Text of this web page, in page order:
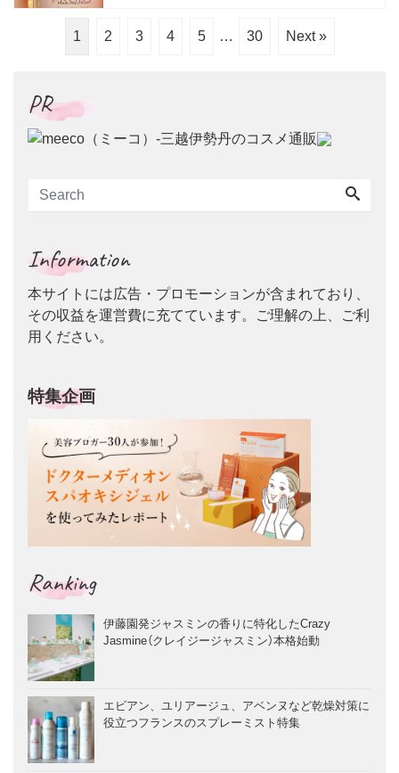
1 2 3 4 5 … 30 Next »
PR
Information
本サイトには広告・プロモーションが含まれており、
その収益を運営費に充てています。ご理解の上、ご利
用ください。
特集企画
Ranking
伊藤園発ジャスミンの香りに特化したCrazy
Jasmine（クレイジージャスミン）本格始動
エビアン、ユリアージュ、アベンヌなど乾燥対策に
役立つフランスのスプレーミスト特集